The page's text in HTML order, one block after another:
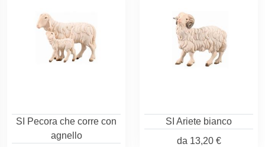
SI Pecora che corre con
agnello
SI Ariete bianco
da 13,20 €